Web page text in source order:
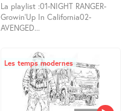
La playlist :01-NIGHT RANGER-
Growin’Up In California02-
AVENGED...
Les temps modernes